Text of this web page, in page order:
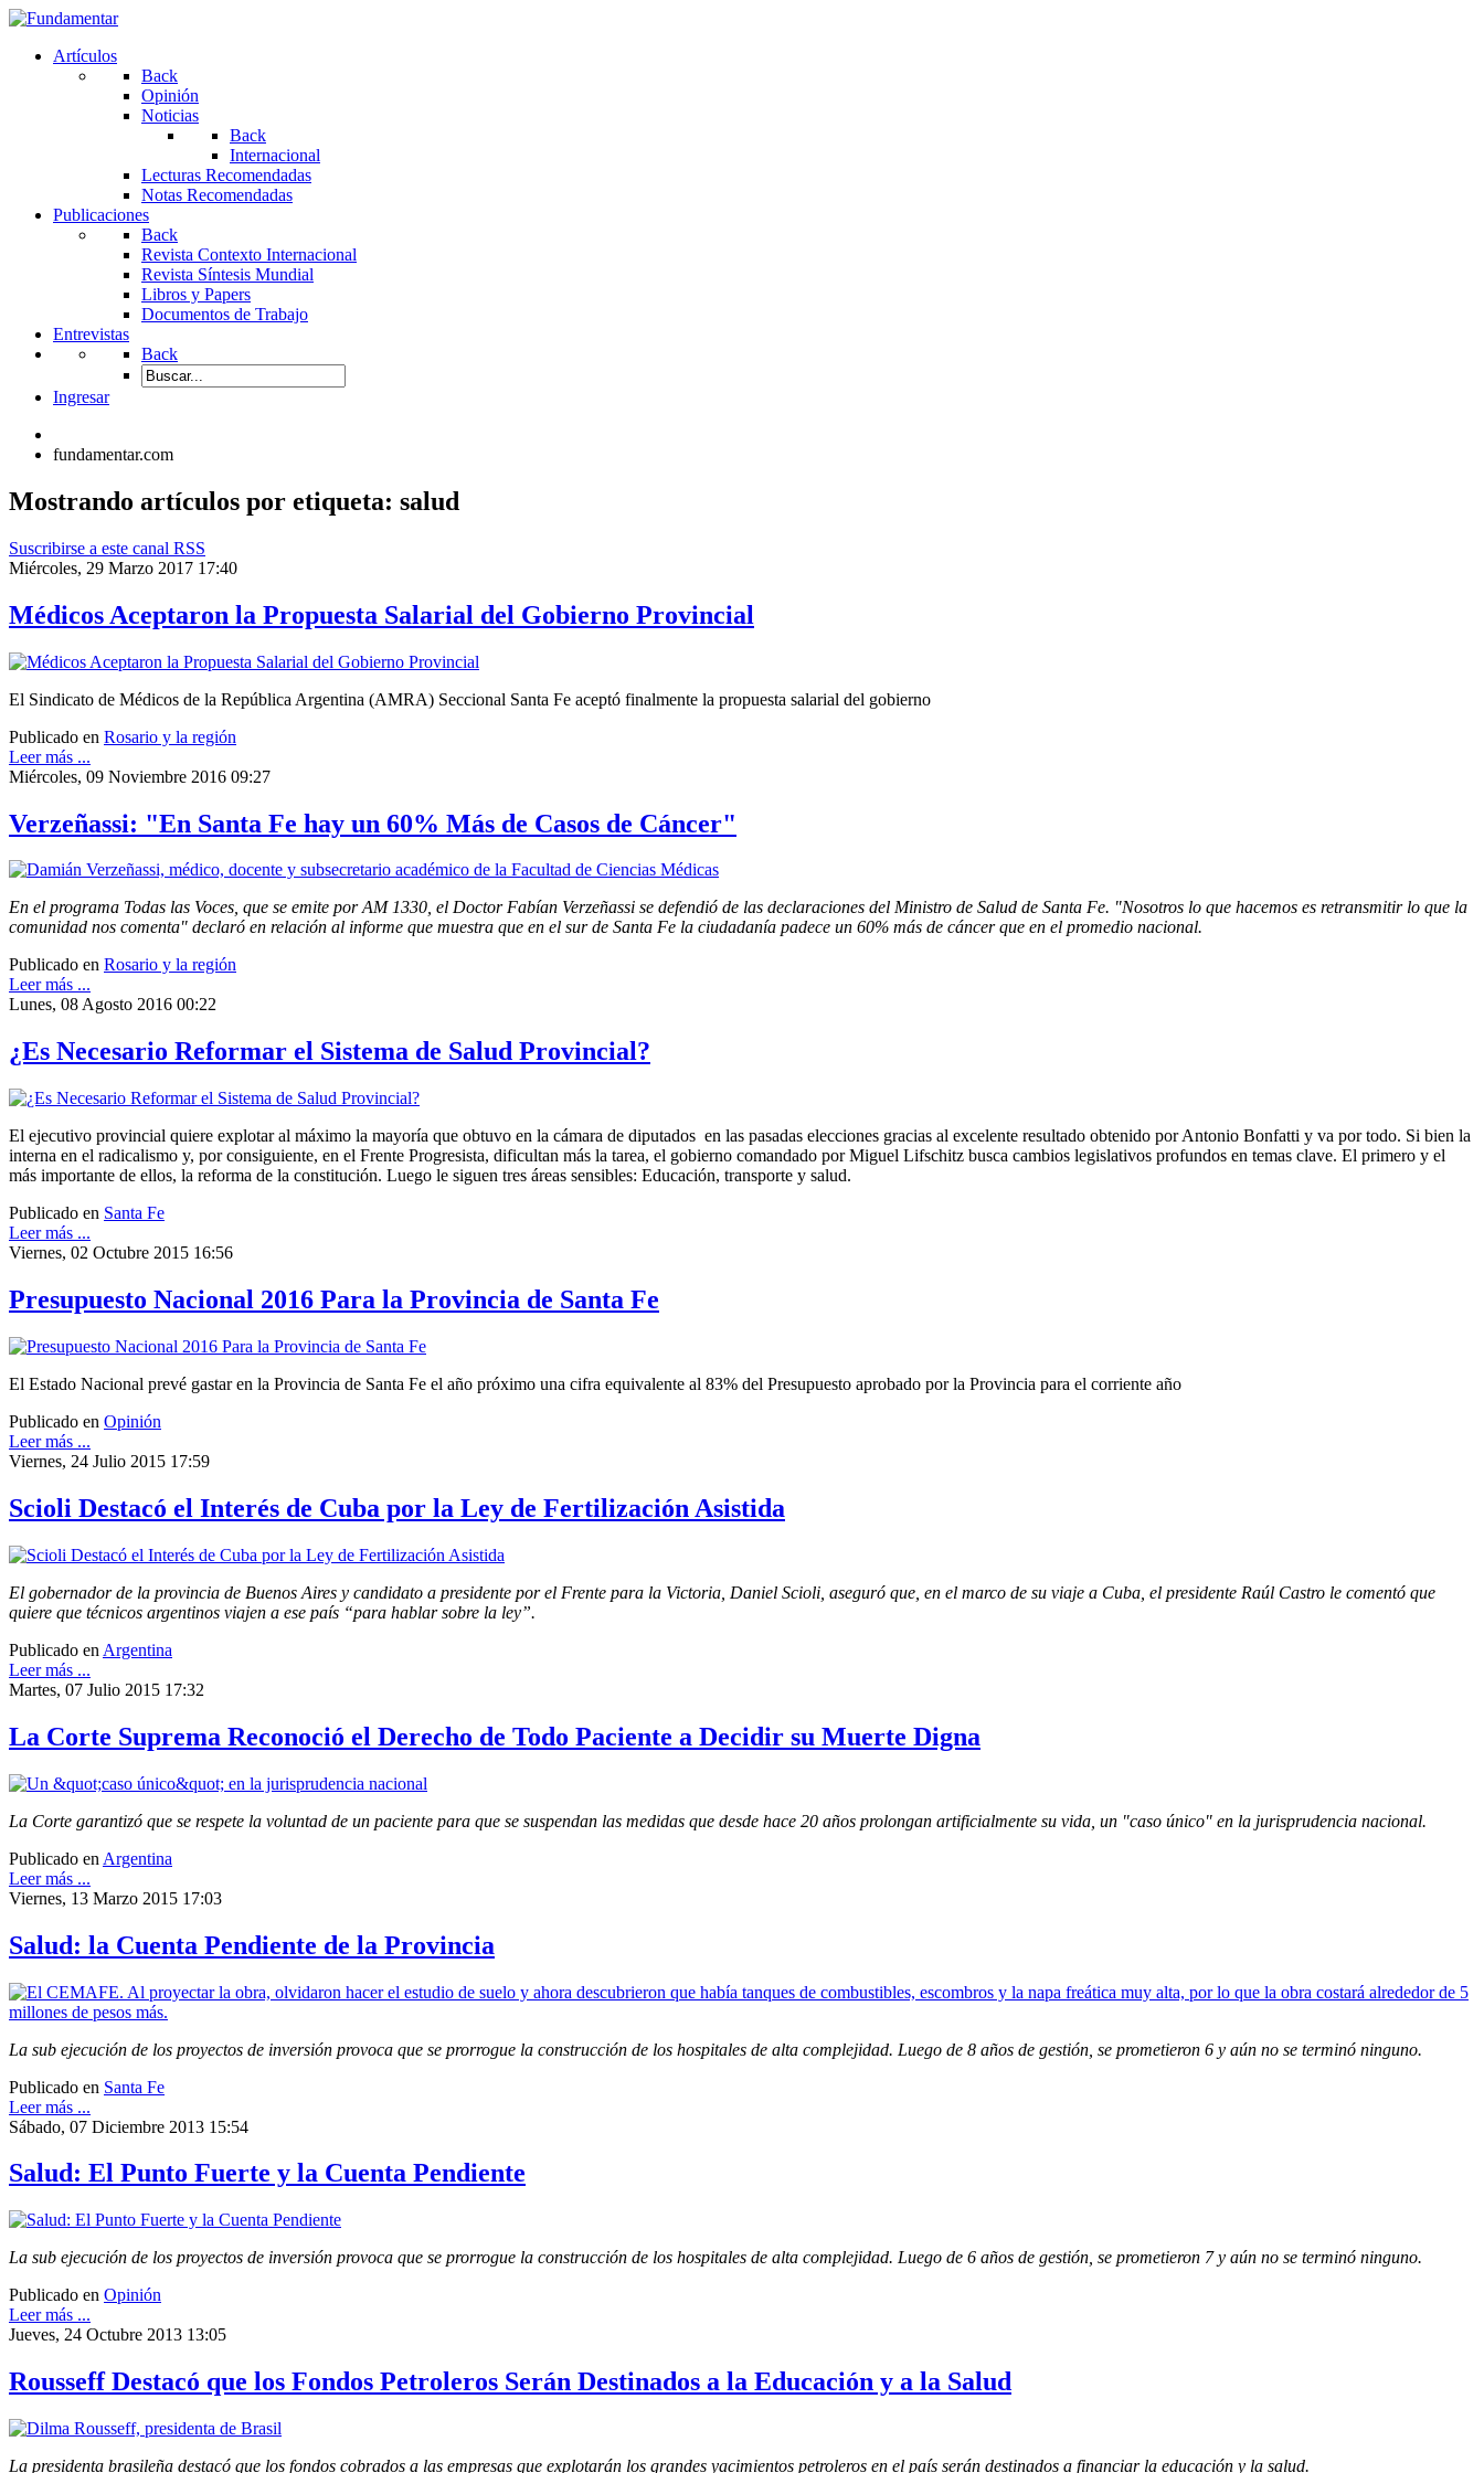
Artículos
Back
Opinión
Noticias
Back
Internacional
Lecturas Recomendadas
Notas Recomendadas
Publicaciones
Back
Revista Contexto Internacional
Revista Síntesis Mundial
Libros y Papers
Documentos de Trabajo
Entrevistas
Back
Ingresar
fundamentar.com
Mostrando artículos por etiqueta: salud
Suscribirse a este canal RSS
Miércoles, 29 Marzo 2017 17:40
Médicos Aceptaron la Propuesta Salarial del Gobierno Provincial
El Sindicato de Médicos de la República Argentina (AMRA) Seccional Santa Fe aceptó finalmente la propuesta salarial del gobierno
Publicado en Rosario y la región
Leer más ...
Miércoles, 09 Noviembre 2016 09:27
Verzeñassi: "En Santa Fe hay un 60% Más de Casos de Cáncer"
En el programa Todas las Voces, que se emite por AM 1330, el Doctor Fabían Verzeñassi se defendió de las declaraciones del Ministro de Salud de Santa Fe. "Nosotros lo que hacemos es retransmitir lo que la
comunidad nos comenta" declaró en relación al informe que muestra que en el sur de Santa Fe la ciudadanía padece un 60% más de cáncer que en el promedio nacional.
Publicado en Rosario y la región
Leer más ...
Lunes, 08 Agosto 2016 00:22
¿Es Necesario Reformar el Sistema de Salud Provincial?
El ejecutivo provincial quiere explotar al máximo la mayoría que obtuvo en la cámara de diputados en las pasadas elecciones gracias al excelente resultado obtenido por Antonio Bonfatti y va por todo. Si bien la
interna en el radicalismo y, por consiguiente, en el Frente Progresista, dificultan más la tarea, el gobierno comandado por Miguel Lifschitz busca cambios legislativos profundos en temas clave. El primero y el
más importante de ellos, la reforma de la constitución. Luego le siguen tres áreas sensibles: Educación, transporte y salud.
Publicado en Santa Fe
Leer más ...
Viernes, 02 Octubre 2015 16:56
Presupuesto Nacional 2016 Para la Provincia de Santa Fe
El Estado Nacional prevé gastar en la Provincia de Santa Fe el año próximo una cifra equivalente al 83% del Presupuesto aprobado por la Provincia para el corriente año
Publicado en Opinión
Leer más ...
Viernes, 24 Julio 2015 17:59
Scioli Destacó el Interés de Cuba por la Ley de Fertilización Asistida
El gobernador de la provincia de Buenos Aires y candidato a presidente por el Frente para la Victoria, Daniel Scioli, aseguró que, en el marco de su viaje a Cuba, el presidente Raúl Castro le comentó que
quiere que técnicos argentinos viajen a ese país “para hablar sobre la ley”.
Publicado en Argentina
Leer más ...
Martes, 07 Julio 2015 17:32
La Corte Suprema Reconoció el Derecho de Todo Paciente a Decidir su Muerte Digna
La Corte garantizó que se respete la voluntad de un paciente para que se suspendan las medidas que desde hace 20 años prolongan artificialmente su vida, un "caso único" en la jurisprudencia nacional.
Publicado en Argentina
Leer más ...
Viernes, 13 Marzo 2015 17:03
Salud: la Cuenta Pendiente de la Provincia
La sub ejecución de los proyectos de inversión provoca que se prorrogue la construcción de los hospitales de alta complejidad. Luego de 8 años de gestión, se prometieron 6 y aún no se terminó ninguno.
Publicado en Santa Fe
Leer más ...
Sábado, 07 Diciembre 2013 15:54
Salud: El Punto Fuerte y la Cuenta Pendiente
La sub ejecución de los proyectos de inversión provoca que se prorrogue la construcción de los hospitales de alta complejidad. Luego de 6 años de gestión, se prometieron 7 y aún no se terminó ninguno.
Publicado en Opinión
Leer más ...
Jueves, 24 Octubre 2013 13:05
Rousseff Destacó que los Fondos Petroleros Serán Destinados a la Educación y a la Salud
La presidenta brasileña destacó que los fondos cobrados a las empresas que explotarán los grandes yacimientos petroleros en el país serán destinados a financiar la educación y la salud.